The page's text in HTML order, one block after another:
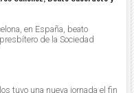
en España, beato
de la Sociedad
tuvo una nueva jornada el fin